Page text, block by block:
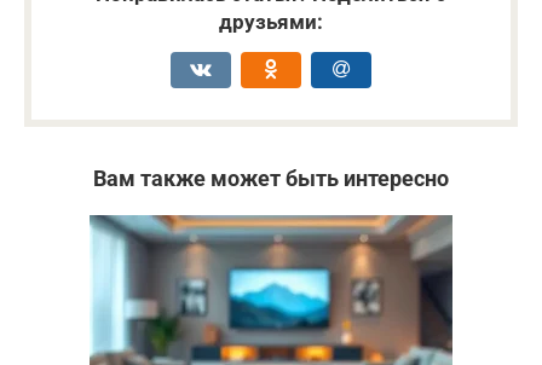
друзьями:
Вам также может быть интересно